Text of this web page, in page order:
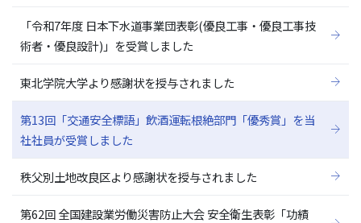
「令和7年度 日本下水道事業団表彰(優良工事・優良工事技
術者・優良設計)」を受賞しました
東北学院大学より感謝状を授与されました
第13回「交通安全標語」飲酒運転根絶部門「優秀賞」を当
社社員が受賞しました
秩父別土地改良区より感謝状を授与されました
第62回 全国建設業労働災害防止大会 安全衛生表彰「功績